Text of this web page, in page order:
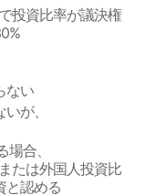
投資比率が議決権
ない
が、
合、
たは外国人投資比
と認める